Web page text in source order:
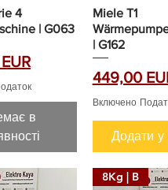
4
| G063
в
Miele T1
| G162
Ціна
449,00
Включено
Додати у
8Kg | B